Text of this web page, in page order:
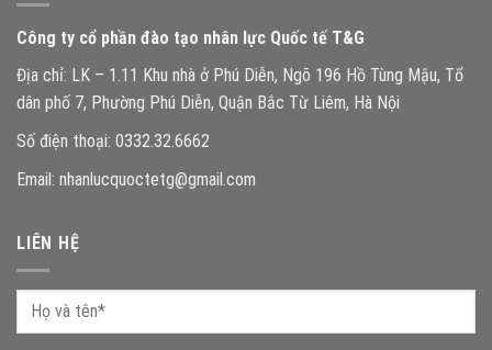
Công ty cổ phần đào tạo nhân lực Quốc tế T&G
Địa chỉ: LK – 1.11 Khu nhà ở Phú Diễn, Ngõ 196 Hồ Tùng Mậu, Tổ
dân phố 7, Phường Phú Diễn, Quận Bắc Từ Liêm, Hà Nội
Số điện thoại: 0332.32.6662
Email: nhanlucquoctetg@gmail.com
LIÊN HỆ